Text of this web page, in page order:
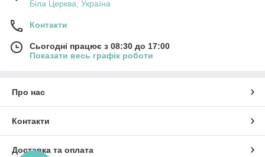
Шліфування та полірування рельєфною і плоскої поверхні
дерева, шліфування фанери, шліфування МДФ, видалення
Щоб збільшити ефективність шліфування не потрібно
прикладати зайве зусилля (тиск на щітку) - це призводить до
тертя бічною поверхнею ниток, їх оплавлення та
продуктивність.
Біла Церква, Україна
Контакти
Сьогодні працює з 08:30 до 17:00
Показати весь графік роботи
Про нас
Контакти
Доставка та оплата